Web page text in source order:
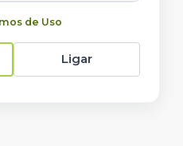
de Uso
Ligar